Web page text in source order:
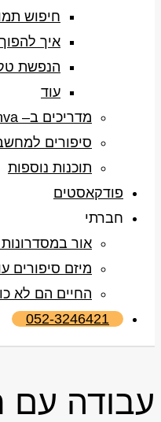
חיפוש
איך
הנפשת
עוד
מדריכים ב– canva
סיפורים
תוכנות נוספות
פודקאסטים
חברתי
אור
מיזם סיפורים
החיים הם לא
052-3246421
עבודה עם